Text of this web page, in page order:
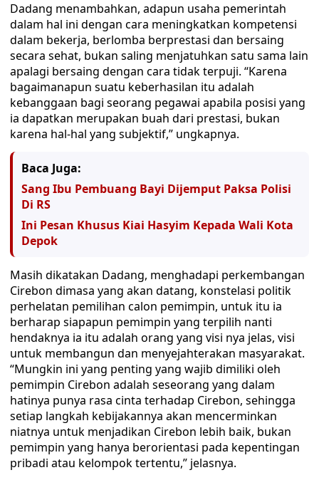
Dadang menambahkan, adapun usaha pemerintah
dalam hal ini dengan cara meningkatkan kompetensi
dalam bekerja, berlomba berprestasi dan bersaing
secara sehat, bukan saling menjatuhkan satu sama lain
apalagi bersaing dengan cara tidak terpuji. “Karena
bagaimanapun suatu keberhasilan itu adalah
kebanggaan bagi seorang pegawai apabila posisi yang
ia dapatkan merupakan buah dari prestasi, bukan
karena hal-hal yang subjektif,” ungkapnya.
Baca Juga:
Sang Ibu Pembuang Bayi Dijemput Paksa Polisi
Di RS
Ini Pesan Khusus Kiai Hasyim Kepada Wali Kota
Depok
Masih dikatakan Dadang, menghadapi perkembangan
Cirebon dimasa yang akan datang, konstelasi politik
perhelatan pemilihan calon pemimpin, untuk itu ia
berharap siapapun pemimpin yang terpilih nanti
hendaknya ia itu adalah orang yang visi nya jelas, visi
untuk membangun dan menyejahterakan masyarakat.
“Mungkin ini yang penting yang wajib dimiliki oleh
pemimpin Cirebon adalah seseorang yang dalam
hatinya punya rasa cinta terhadap Cirebon, sehingga
setiap langkah kebijakannya akan mencerminkan
niatnya untuk menjadikan Cirebon lebih baik, bukan
pemimpin yang hanya berorientasi pada kepentingan
pribadi atau kelompok tertentu,” jelasnya.